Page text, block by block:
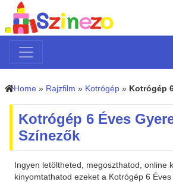
Home » Rajzfilm » Kotrógép » Kotrógép
Kotrógép 6 Éves
Színezők
Ingyen letöltheted, megoszthatod, online
kinyomtathatod ezeket a Kotrógép 6